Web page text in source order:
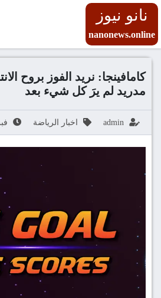
نانو نيوز
nanonews.online
كامافينجا: نريد الفوز بروح
مدريد لم يرَ كل شيء بعد
admin اخبار الرياضة